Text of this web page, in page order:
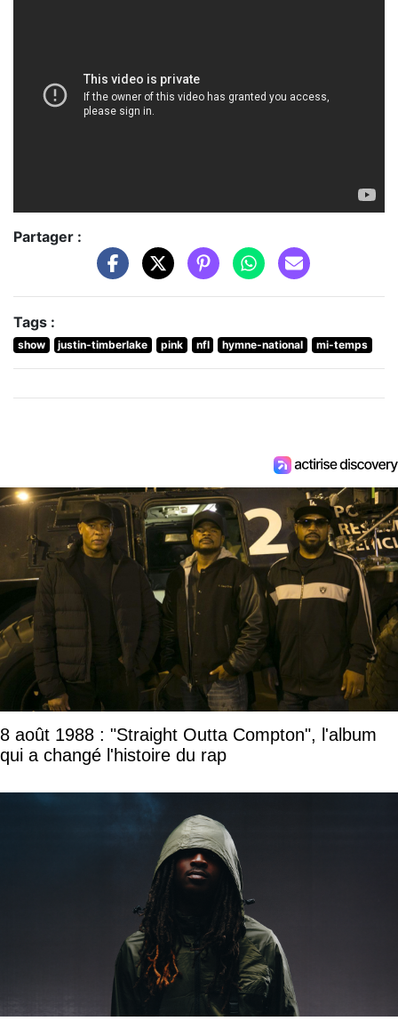
Partager :
Tags :
show justin-timberlake pink nfl hymne-national mi-temps
8 août 1988 : "Straight Outta Compton", l'album
qui a changé l'histoire du rap